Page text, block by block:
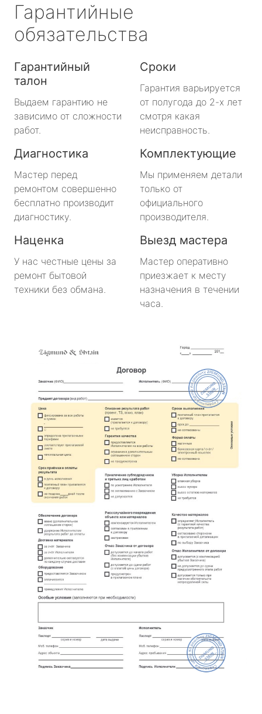
Гарантийные
обязательства
Гарантийный
талон
Выдаем гарантию не
зависимо от сложности
работ.
Сроки
Гарантия варьируется
от полугода до 2-х лет
смотря какая
неисправность.
Диагностика
Мастер перед
ремонтом совершенно
бесплатно производит
диагностику.
Комплектующие
Мы применяем детали
только от
официального
производителя.
Наценка
У нас честные цены за
ремонт бытовой
техники без обмана.
Выезд мастера
Мастер оперативно
приезжает к месту
назначения в течении
часа.